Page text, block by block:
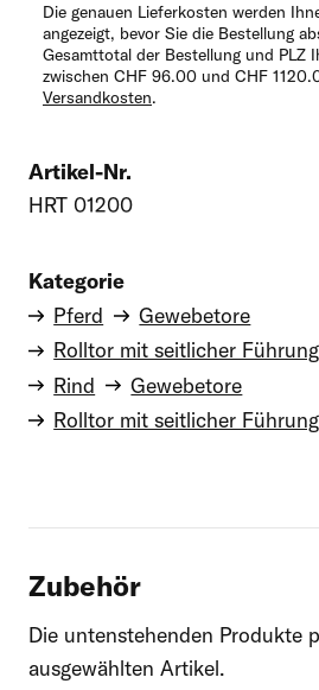
Telefon
Die genauen Lieferkosten werden
angezeigt, bevor Sie die Bestellung
Gesamttotal der Bestellung und PLZ
zwischen CHF 96.00 und CHF
Versandkosten.
Artikel-Nr.
HRT 01200
Kategorie
Pferd
Gewebetore
Rolltor mit seitlicher Führung
Rind
Gewebetore
Rolltor mit seitlicher Führung
Zubehör
Die untenstehenden Produkte
ausgewählten Artikel.